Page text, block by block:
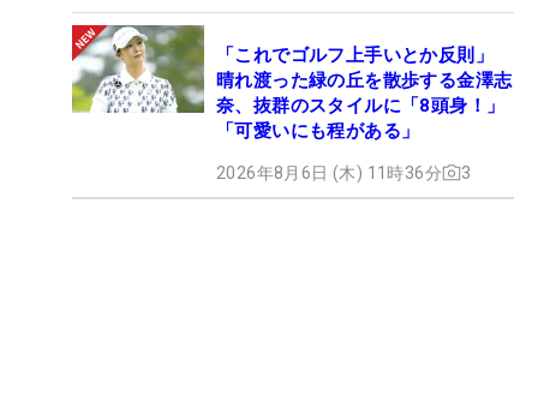
「これでゴルフ上手いとか反則」
晴れ渡った緑の丘を散歩する金澤志
奈、抜群のスタイルに「8頭身！」
「可愛いにも程がある」
2026年8月6日 (木) 11時36分 3